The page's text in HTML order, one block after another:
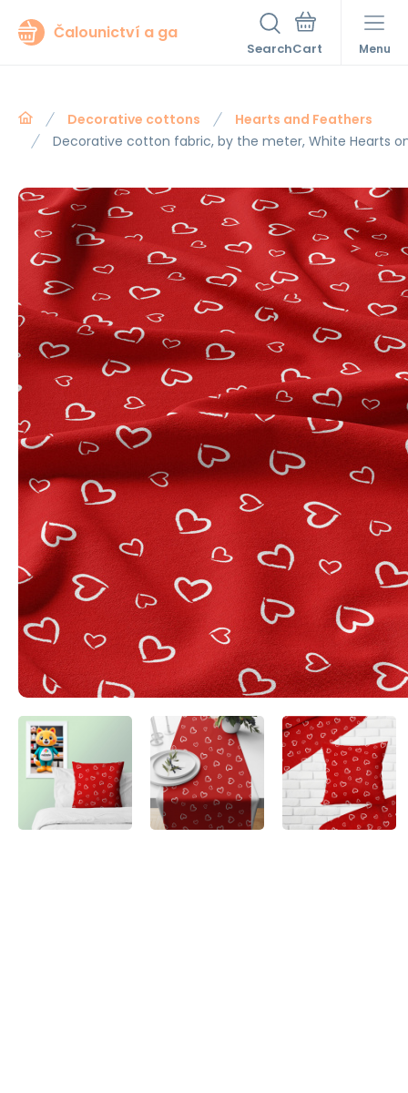
Čalounictví a ga
Search Menu
Decorative cottons
Hearts and Feathers
Decorative cotton fabric, by the meter, White Hearts